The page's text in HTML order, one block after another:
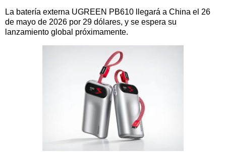
La batería externa UGREEN PB610 llegará a China el 26
de mayo de 2026 por 29 dólares, y se espera su
lanzamiento global próximamente.